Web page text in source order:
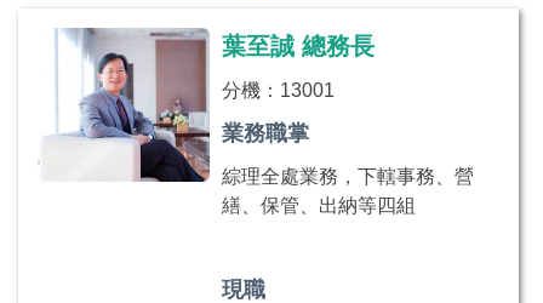
葉至誠 總務長
分機：13001
業務職掌
綜理全處業務，下轄事務、營
繕、保管、出納等四組
現職